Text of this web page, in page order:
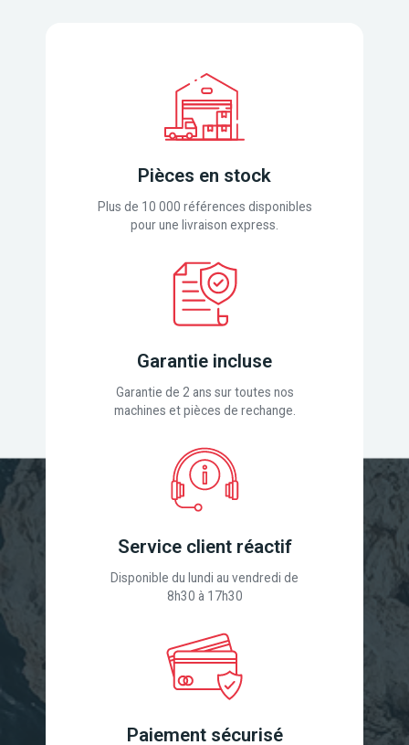
Pièces en stock
Plus de 10 000 références disponibles
pour une livraison express.
Garantie incluse
Garantie de 2 ans sur toutes nos
machines et pièces de rechange.
Service client réactif
Disponible du lundi au vendredi de
8h30 à 17h30
Paiement sécurisé